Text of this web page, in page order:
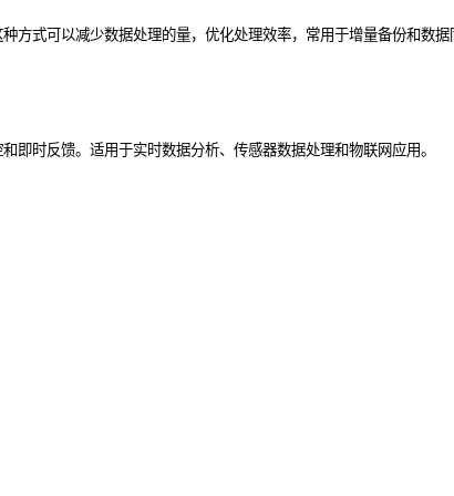
式可以减少数据处理的量，优化处理效率，常用于增量备份和数据
即时反馈。适用于实时数据分析、传感器数据处理和物联网应用。